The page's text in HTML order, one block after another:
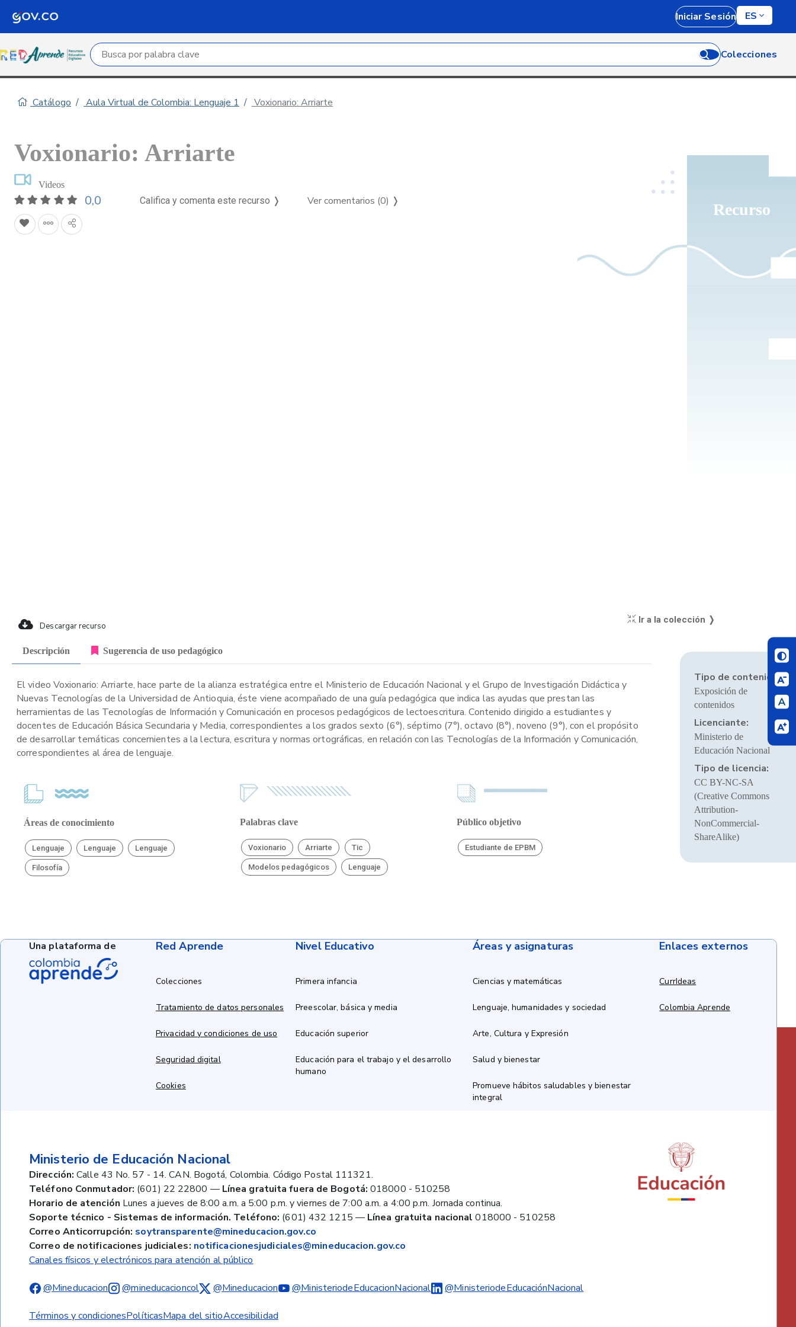
Iniciar Sesión ES
Campo de búsqueda por palabra clave Colecciones
Catálogo Aula Virtual de Colombia: Lenguaje 1 Voxionario: Arriarte
Recurso
Voxionario: Arriarte
Videos
0,0 Califica y comenta este recurso ❭ Ver comentarios (0) ❭
Descargar recurso
Ir a la colección ❭
Descripción Sugerencia de uso pedagógico
El video Voxionario: Arriarte, hace parte de la alianza estratégica entre el Ministerio de Educación Nacional y el Grupo de Investigación Didáctica y
Nuevas Tecnologías de la Universidad de Antioquia, éste viene acompañado de una guía pedagógica que indica las ayudas que prestan las
herramientas de las Tecnologías de Información y Comunicación en procesos pedagógicos de lectoescritura. Contenido dirigido a estudiantes y
docentes de Educación Básica Secundaria y Media, correspondientes a los grados sexto (6°), séptimo (7°), octavo (8°), noveno (9°), con el propósito
de desarrollar temáticas concernientes a la lectura, escritura y normas ortográficas, en relación con las Tecnologías de la Información y Comunicación,
correspondientes al área de lenguaje.
Áreas de conocimiento
Lenguaje Lenguaje Lenguaje
Filosofía
Palabras clave
Voxionario Arriarte Tic
Modelos pedagógicos Lenguaje
Público objetivo
Estudiante de EPBM
Tipo de contenido:
Exposición de
contenidos
Licenciante:
Ministerio de
Educación Nacional
Tipo de licencia:
CC BY-NC-SA
(Creative Commons
Attribution-
NonCommercial-
ShareAlike)
Red Aprende
Colecciones
Tratamiento de datos personales
Privacidad y condiciones de uso
Seguridad digital
Cookies
Nivel Educativo
Primera infancia
Preescolar, básica y media
Educación superior
Educación para el trabajo y el desarrollo
humano
Áreas y asignaturas
Ciencias y matemáticas
Lenguaje, humanidades y sociedad
Arte, Cultura y Expresión
Salud y bienestar
Promueve hábitos saludables y bienestar
integral
Enlaces externos
CurrIdeas
Colombia Aprende
Ministerio de Educación Nacional
Dirección: Calle 43 No. 57 - 14. CAN. Bogotá, Colombia. Código Postal 111321.
Teléfono Conmutador: (601) 22 22800 — Línea gratuita fuera de Bogotá: 018000 - 510258
Horario de atención Lunes a jueves de 8:00 a.m. a 5:00 p.m. y viernes de 7:00 a.m. a 4:00 p.m. Jornada continua.
Soporte técnico - Sistemas de información. Teléfono: (601) 432 1215 — Línea gratuita nacional 018000 - 510258
Correo Anticorrupción: soytransparente@mineducacion.gov.co
Correo de notificaciones judiciales: notificacionesjudiciales@mineducacion.gov.co
Canales físicos y electrónicos para atención al público
@Mineducacion @mineducacioncol @Mineducacion @MinisteriodeEducacionNacional @MinisteriodeEducaciónNacional
Términos y condicionesPolíticasMapa del sitioAccesibilidad
Una plataforma de